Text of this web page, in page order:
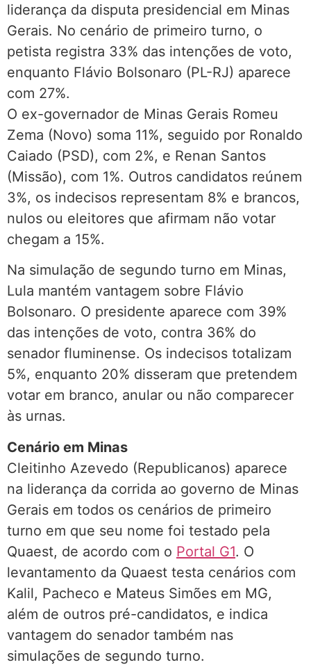
liderança da disputa presidencial em Minas
Gerais. No cenário de primeiro turno, o
petista registra 33% das intenções de voto,
enquanto Flávio Bolsonaro (PL-RJ) aparece
com 27%.
O ex-governador de Minas Gerais Romeu
Zema (Novo) soma 11%, seguido por Ronaldo
Caiado (PSD), com 2%, e Renan Santos
(Missão), com 1%. Outros candidatos reúnem
3%, os indecisos representam 8% e brancos,
nulos ou eleitores que afirmam não votar
chegam a 15%.
Na simulação de segundo turno em Minas,
Lula mantém vantagem sobre Flávio
Bolsonaro. O presidente aparece com 39%
das intenções de voto, contra 36% do
senador fluminense. Os indecisos totalizam
5%, enquanto 20% disseram que pretendem
votar em branco, anular ou não comparecer
às urnas.
Cenário em Minas
Cleitinho Azevedo (Republicanos) aparece
na liderança da corrida ao governo de Minas
Gerais em todos os cenários de primeiro
turno em que seu nome foi testado pela
Quaest, de acordo com o Portal G1. O
levantamento da Quaest testa cenários com
Kalil, Pacheco e Mateus Simões em MG,
além de outros pré-candidatos, e indica
vantagem do senador também nas
simulações de segundo turno.